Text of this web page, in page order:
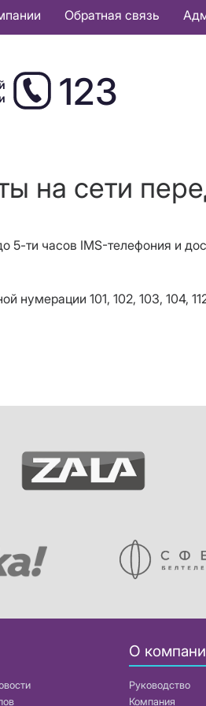
Обратная связь
123
на сети
5-ти часов IMS-телефония и
нумерации 101, 102, 103, 104,
О
Руководство
Компания